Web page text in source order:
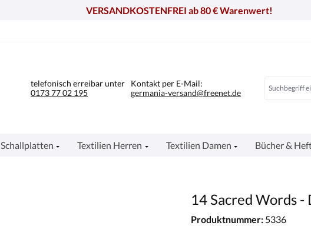
VERSANDKOSTENFREI ab 80 € Warenwert!
telefonisch erreibar unter
0173 77 02 195
Kontakt per E-Mail:
germania-versand@freenet.de
Schallplatten Textilien Herren Textilien Damen Bücher &
14 Sacred Words -
Produktnummer: 5336